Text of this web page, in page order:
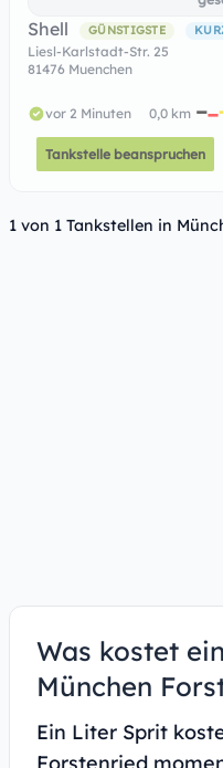
Shell GÜNSTIGSTE
Liesl-Karlstadt-Str. 25
81476 Muenchen
vor 2 Minuten 0,0 km
Tankstelle beanspruchen
1 von 1 Tankstellen in
Was kostet
München
Ein Liter Sprit